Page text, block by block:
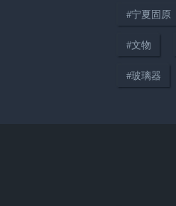
#考古 更多
#宁夏固原
#文物
#玻璃器